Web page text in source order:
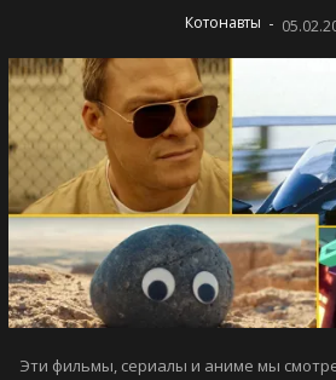
Котонавты -
Эти фильмы, сериалы и аниме мы